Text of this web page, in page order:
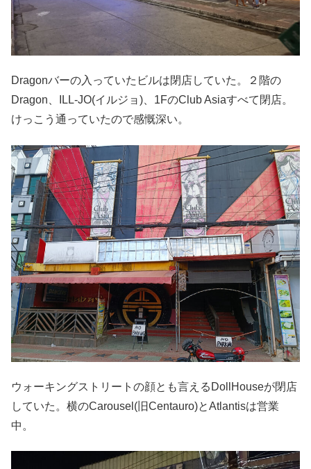
Dragonバーの入っていたビルは閉店していた。２階の
Dragon、ILL-JO(イルジョ)、1FのClub Asiaすべて閉店。
けっこう通っていたので感慨深い。
ウォーキングストリートの顔とも言えるDollHouseが閉店
していた。横のCarousel(旧Centauro)とAtlantisは営業
中。